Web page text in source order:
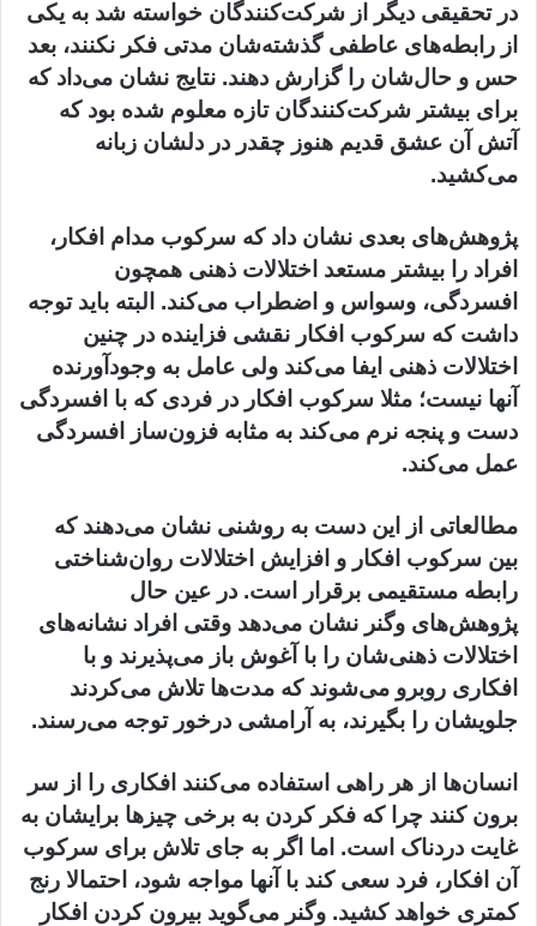
در تحقیقی دیگر از شرکت‌کنندگان خواسته شد به یکی
از رابطه‌های عاطفی گذشته‎‌شان مدتی فکر نکنند، بعد
حس و حال‌شان را گزارش دهند. نتایج نشان می‌داد که
برای بیشتر شرکت‌کنندگان تازه معلوم شده بود که
آتش آن عشق قدیم هنوز چقدر در دلشان زبانه
می‌کشید.
پژوهش‌های بعدی نشان داد که سرکوب مدام افکار،
افراد را بیشتر مستعد اختلالات ذهنی همچون
افسردگی، وسواس و اضطراب می‌کند. البته باید توجه
داشت که سرکوب افکار نقشی فزاینده در چنین
اختلالات ذهنی ایفا می‌کند ولی عامل به وجودآورنده
آنها نیست؛ مثلا سرکوب افکار در فردی که با افسردگی
دست و پنجه نرم می‌کند به مثابه فزون‌ساز افسردگی
عمل می‌کند.
مطالعاتی از این دست به روشنی نشان می‌دهند که
بین سرکوب افکار و افزایش اختلالات روان‌شناختی
رابطه مستقیمی برقرار است. در عین حال
پژوهش‌های وگنر نشان می‌دهد وقتی افراد نشانه‌های
اختلالات ذهنی‌شان را با آغوش باز می‌پذیرند و با
افکاری روبرو می‌شوند که مدت‌ها تلاش می‌کردند
جلویشان را بگیرند، به آرامشی درخور توجه می‌رسند.
انسان‌ها از هر راهی استفاده می‌کنند افکاری را از سر
برون کنند چرا که فکر کردن به برخی چیزها برایشان به
غایت دردناک است. اما اگر به جای تلاش برای سرکوب
آن افکار، فرد سعی کند با آنها مواجه شود، احتمالا رنج
کمتری خواهد کشید. وگنر می‌گوید بیرون کردن افکار